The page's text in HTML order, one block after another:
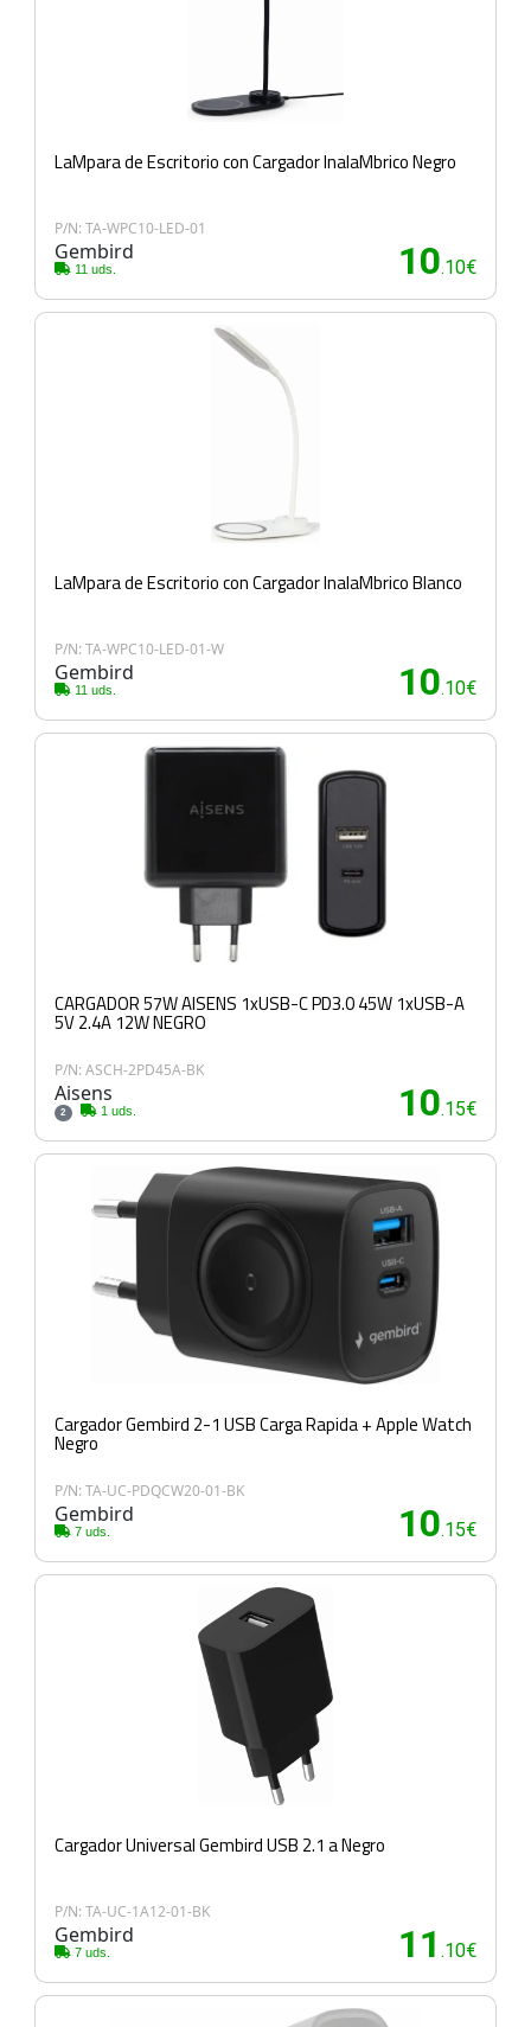
LaMpara de Escritorio con Cargador InalaMbrico Negro
P/N: TA-WPC10-LED-01
Gembird
11 uds. 10.10€
LaMpara de Escritorio con Cargador InalaMbrico Blanco
P/N: TA-WPC10-LED-01-W
Gembird
11 uds. 10.10€
CARGADOR 57W AISENS 1xUSB-C PD3.0 45W 1xUSB-A
5V 2.4A 12W NEGRO
P/N: ASCH-2PD45A-BK
Aisens
2 1 uds. 10.15€
Cargador Gembird 2-1 USB Carga Rapida + Apple Watch
Negro
P/N: TA-UC-PDQCW20-01-BK
Gembird
7 uds. 10.15€
Cargador Universal Gembird USB 2.1 a Negro
P/N: TA-UC-1A12-01-BK
Gembird
7 uds. 11 .10€